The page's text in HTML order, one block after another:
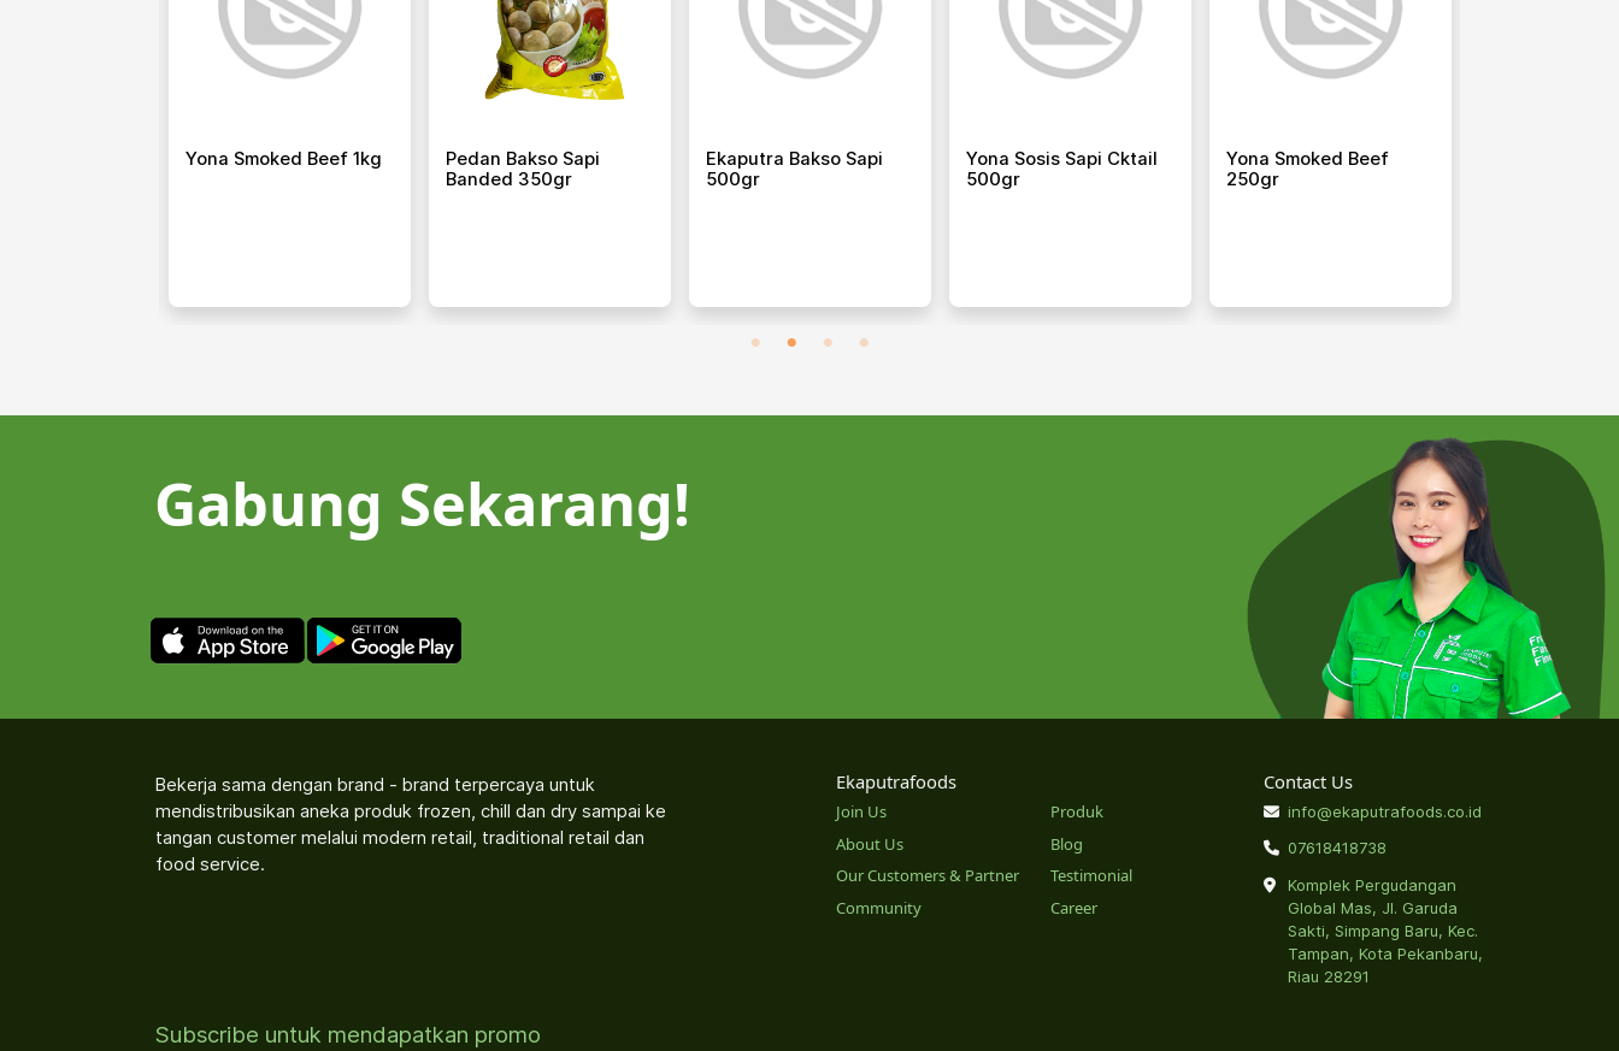
Yona Smoked Beef 1kg
Pedan Bakso Sapi
Banded 350gr
Ekaputra Bakso Sapi
500gr
Yona Sosis Sapi Cktail
500gr
Yona Smoked Beef
250gr
Gabung Sekarang!
Bekerja sama dengan brand - brand terpercaya untuk
mendistribusikan aneka produk frozen, chill dan dry sampai ke
tangan customer melalui modern retail, traditional retail dan
food service.
Ekaputrafoods
Join Us
About Us
Our Customers & Partner
Community
Produk
Blog
Testimonial
Career
Contact Us
info@ekaputrafoods.co.id
07618418738
Komplek Pergudangan
Global Mas, Jl. Garuda
Sakti, Simpang Baru, Kec.
Tampan, Kota Pekanbaru,
Riau 28291
Subscribe untuk mendapatkan promo